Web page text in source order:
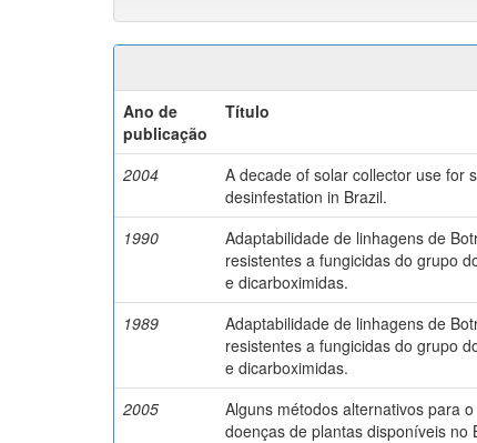
Ano de
publicação
Título
2004
A decade of solar collector use for
desinfestation in Brazil.
1990
Adaptabilidade de linhagens de
resistentes a fungicidas do grupo
e dicarboximidas.
1989
Adaptabilidade de linhagens de
resistentes a fungicidas do grupo
e dicarboximidas.
2005
Alguns métodos alternativos para
doenças de plantas disponíveis no